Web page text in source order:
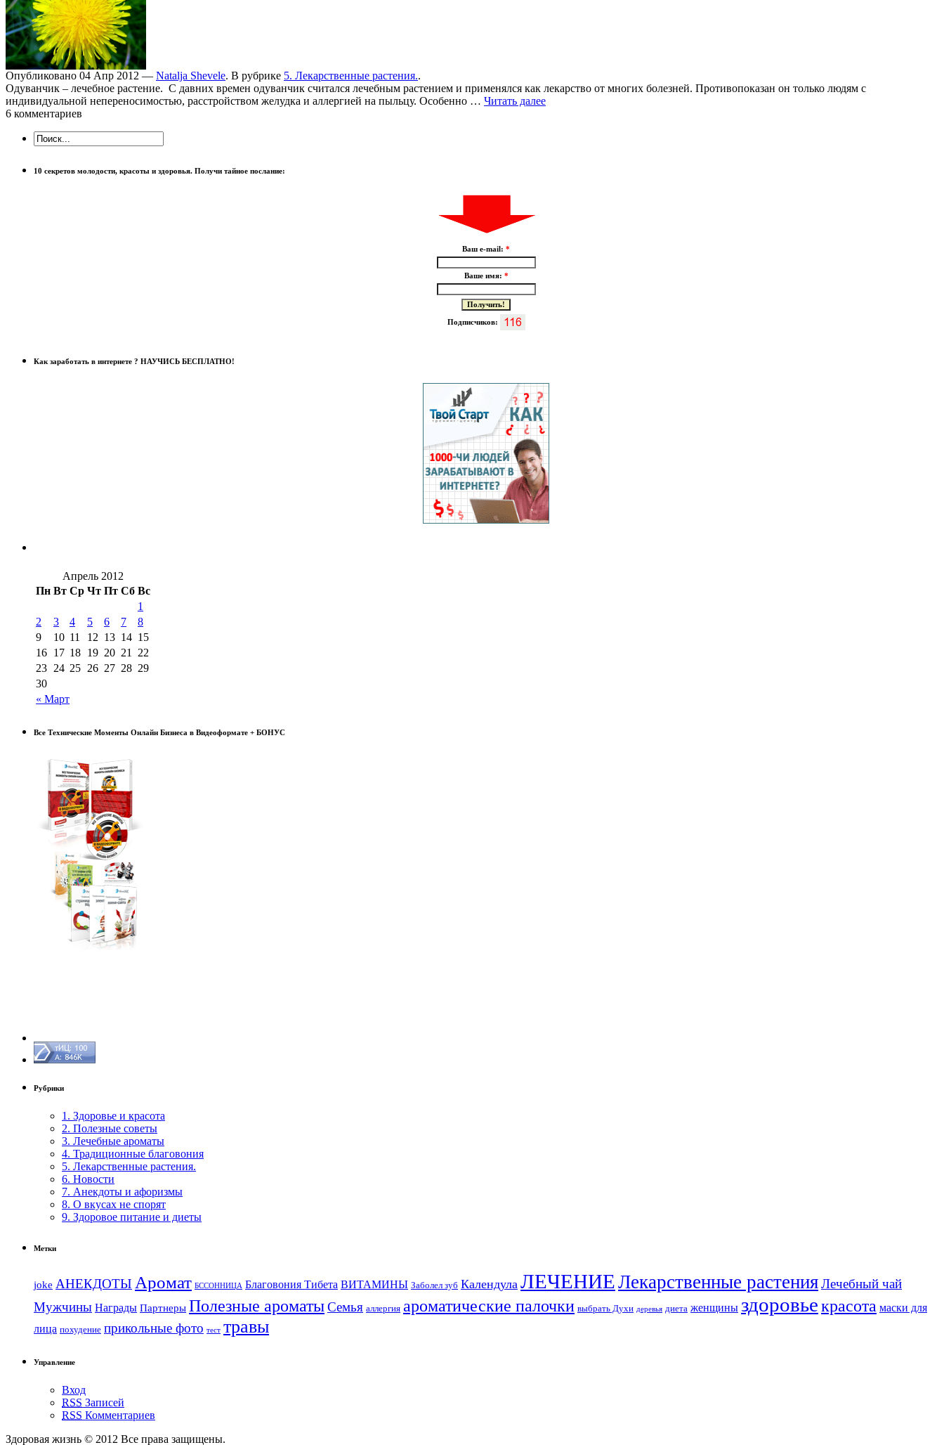
Опубликовано 04 Апр 2012 — Natalja Shevele. В рубрике 5. Лекарственные растения..
Одуванчик – лечебное растение. С давних времен одуванчик считался лечебным растением и применялся как лекарство от многих болезней. Противопоказан он только людям с
индивидуальной непереносимостью, расстройством желудка и аллергией на пыльцу. Особенно … Читать далее
6 комментариев
10 секретов молодости, красоты и здоровья. Получи тайное послание:
Ваш e-mail: *
Ваше имя: *
Подписчиков:
Как заработать в интернете ? НАУЧИСЬ БЕСПЛАТНО!
Апрель 2012
Пн Вт Ср Чт Пт Сб Вс
« Март
1
2
3 4 5 6 7
8
9
10 11 12 13 14 15
16 17 18 19 20 21
22
23 24 25 26 27 28 29
30
Все Технические Моменты Онлайн Бизнеса в Видеоформате + БОНУС
Рубрики
1. Здоровье и красота
2. Полезные советы
3. Лечебные ароматы
4. Традиционные благовония
5. Лекарственные растения.
6. Новости
7. Анекдоты и афоризмы
8. О вкусах не спорят
9. Здоровое питание и диеты
Метки
joke АНЕКДОТЫ Аромат БССОННИЦА Благовония Тибета ВИТАМИНЫ Заболел зуб Календула ЛЕЧЕНИЕЛекарственные растенияЛечебный чай
Мужчины Награды Партнеры Полезные ароматыСемья аллергия ароматические палочки выбрать Духи деревья диета женщины здоровьекрасота маски для
лица похудение прикольные фото тест травы
Управление
Вход
RSS Записей
RSS Комментариев
Здоровая жизнь © 2012 Все права защищены.